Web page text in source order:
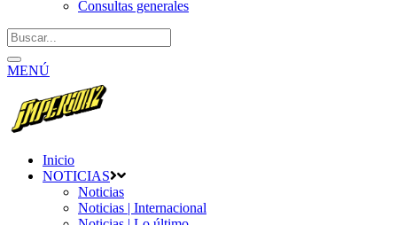
Consultas generales
MENÚ
Inicio
NOTICIAS
Noticias
Noticias | Internacional